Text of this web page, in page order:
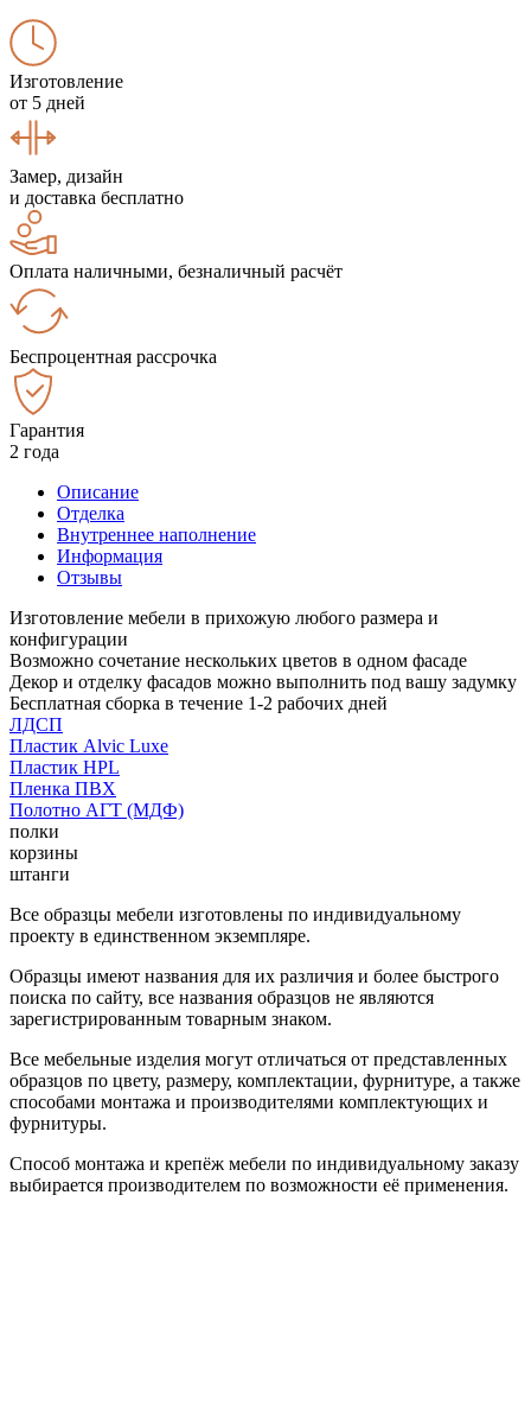
Изготовление
от 5 дней
Замер, дизайн
и доставка бесплатно
Оплата наличными, безналичный расчёт
Беспроцентная рассрочка
Гарантия
2 года
Описание
Отделка
Внутреннее наполнение
Информация
Отзывы
Изготовление мебели в прихожую любого размера и
конфигурации
Возможно сочетание нескольких цветов в одном фасаде
Декор и отделку фасадов можно выполнить под вашу задумку
Бесплатная сборка в течение 1-2 рабочих дней
ЛДСП
Пластик Alvic Luxe
Пластик HPL
Пленка ПВХ
Полотно АГТ (МДФ)
полки
корзины
штанги
Все образцы мебели изготовлены по индивидуальному
проекту в единственном экземпляре.
Образцы имеют названия для их различия и более быстрого
поиска по сайту, все названия образцов не являются
зарегистрированным товарным знаком.
Все мебельные изделия могут отличаться от представленных
образцов по цвету, размеру, комплектации, фурнитуре, а также
способами монтажа и производителями комплектующих и
фурнитуры.
Способ монтажа и крепёж мебели по индивидуальному заказу
выбирается производителем по возможности её применения.